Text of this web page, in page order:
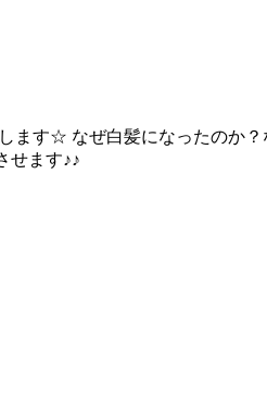
す☆ なぜ白髪になったのか
せます♪♪